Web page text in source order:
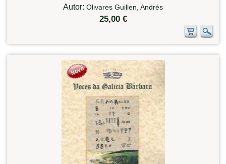
Autor: Olivares Guillen, Andrés
25,00 €